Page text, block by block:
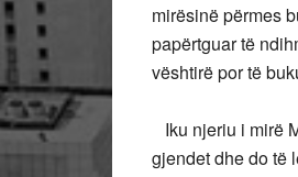
mirësinë përmes
papërtguar të
vështirë por të
Iku njeriu i mirë
gjendet dhe do të